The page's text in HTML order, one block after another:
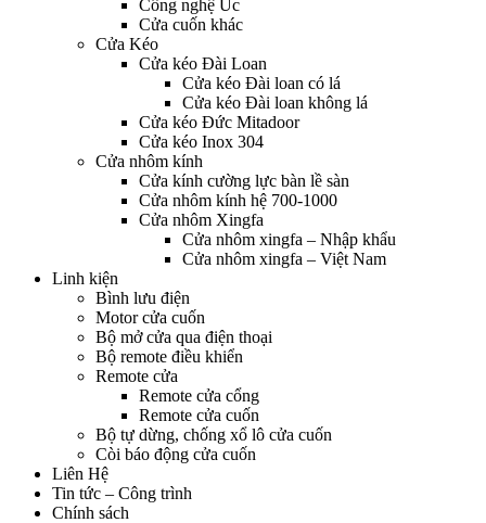
Công nghệ Úc
Cửa cuốn khác
Cửa Kéo
Cửa kéo Đài Loan
Cửa kéo Đài loan có lá
Cửa kéo Đài loan không lá
Cửa kéo Đức Mitadoor
Cửa kéo Inox 304
Cửa nhôm kính
Cửa kính cường lực bàn lề sàn
Cửa nhôm kính hệ 700-1000
Cửa nhôm Xingfa
Cửa nhôm xingfa – Nhập khẩu
Cửa nhôm xingfa – Việt Nam
Linh kiện
Bình lưu điện
Motor cửa cuốn
Bộ mở cửa qua điện thoại
Bộ remote điều khiển
Remote cửa
Remote cửa cổng
Remote cửa cuốn
Bộ tự dừng, chống xổ lô cửa cuốn
Còi báo động cửa cuốn
Liên Hệ
Tin tức – Công trình
Chính sách